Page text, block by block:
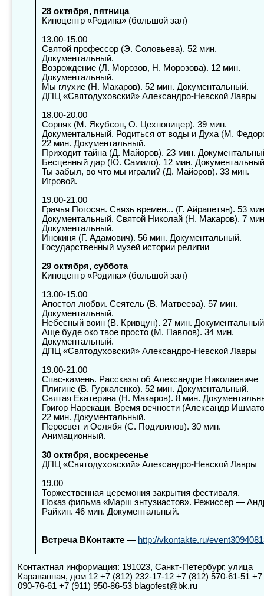
28 октября, пятница
Киноцентр «Родина» (большой зал)
13.00-15.00
Святой профессор (Э. Соловьева). 52 мин.
Документальный.
Возрождение (Л. Морозов, Н. Морозова). 12 мин.
Документальный.
Мы глухие (Н. Макаров). 52 мин. Документальный.
ДПЦ «Святодуховский» Александро-Невской Лавры
18.00-20.00
Сорняк (М. Якубсон, О. Цехновицер). 39 мин.
Документальный. Родиться от воды и Духа (М.
22 мин. Документальный.
Приходит тайна (Д. Майоров). 23 мин.
Бесценный дар (Ю. Самило). 12 мин.
Ты забыл, во что мы играли? (Д. Майоров). 33 мин.
Игровой.
19.00-21.00
Грачья Погосян. Связь времен... (Г. Айрапетян). 53
Документальный. Святой Николай (Н. Макаров). 7
Документальный.
Инокиня (Г. Адамович). 56 мин. Документальный.
Государственный музей истории религии
29 октября, суббота
Киноцентр «Родина» (большой зал)
13.00-15.00
Апостол любви. Сеятель (В. Матвеева). 57 мин.
Документальный.
Небесный воин (В. Кривцун). 27 мин.
Аще буде око твое просто (М. Павлов). 34 мин.
Документальный.
ДПЦ «Святодуховский» Александро-Невской Лавры
19.00-21.00
Спас-камень. Рассказы об Александре Николаевиче
Плигине (В. Гуркаленко). 52 мин. Документальный.
Святая Екатерина (Н. Макаров). 8 мин.
Григор Нарекаци. Время вечности (Александр
22 мин. Документальный.
Пересвет и Ослябя (С. Подивилов). 30 мин.
Анимационный.
30 октября, воскресенье
ДПЦ «Святодуховский» Александро-Невской Лавры
19.00
Торжественная церемония закрытия фестиваля.
Показ фильма «Марш энтузиастов». Режиссер —
Райкин. 46 мин. Документальный.
Встреча ВКонтакте — http://vkontakte.ru/
Контактная информация: 191023, Санкт-Петербург, улица
Караванная, дом 12 +7 (812) 232-17-12 +7 (812) 570-61-51 +7
090-76-61 +7 (911) 950-86-53 blagofest@bk.ru